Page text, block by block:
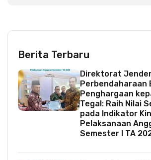
Berita Terbaru
Direktorat
Perbendaharaan
Penghargaan
Tegal: Raih Nilai
pada Indikator
Pelaksanaan
Semester I TA